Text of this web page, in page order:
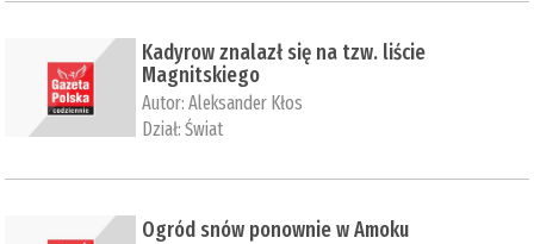
​Kadyrow znalazł się na tzw. liście
Magnitskiego
Autor:Aleksander Kłos
Dział:Świat
Ogród snów ponownie w Amoku